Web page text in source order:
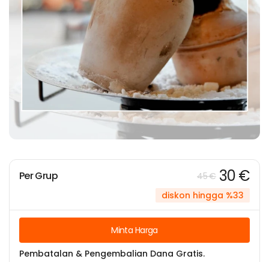
Per Grup 45 € 30 €
diskon hingga %33
Minta Harga
Pembatalan & Pengembalian Dana Gratis.